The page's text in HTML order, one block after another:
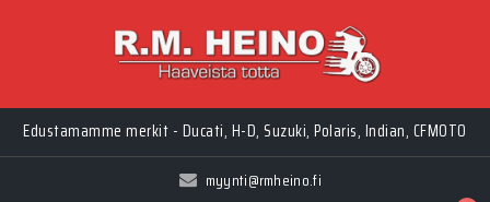
Edustamamme merkit - Ducati, H-D, Suzuki, Polaris, Indian, CFMOTO
myynti@rmheino.fi